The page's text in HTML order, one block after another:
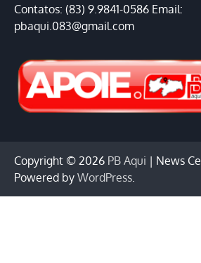
Contatos: (83) 9.9841-0586 Email:
pbaqui.083@gmail.com
Copyright © 2026 PB Aqui | News
Powered by WordPress